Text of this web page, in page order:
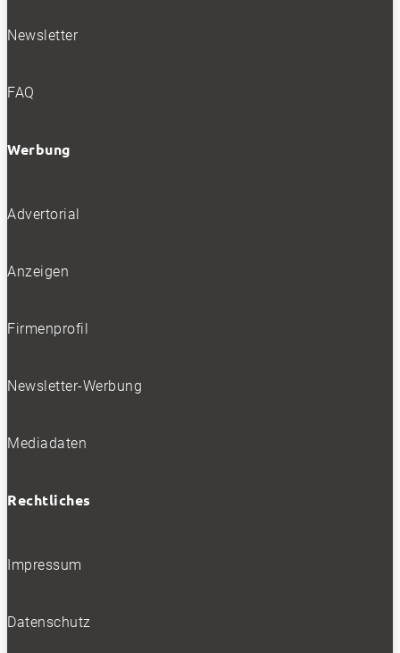
BELIEBTE NEWS
Newsletter
FAQ
Werbung
Advertorial
Anzeigen
Firmenprofil
Newsletter-Werbung
Mediadaten
Rechtliches
Impressum
Datenschutz